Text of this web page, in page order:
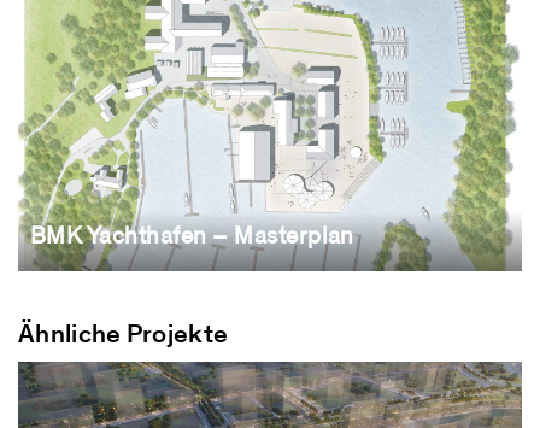
BMK Yachthafen – Masterplan
Ähnliche Projekte